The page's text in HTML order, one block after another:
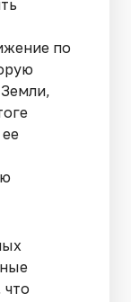
по
что